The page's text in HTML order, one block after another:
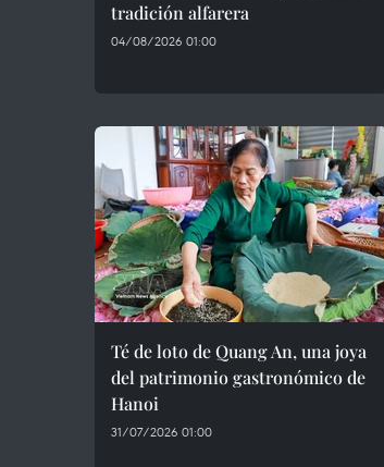
tradición alfarera
04/08/2026 01:00
Té de loto de Quang An, una joya
del patrimonio gastronómico de
Hanoi
31/07/2026 01:00